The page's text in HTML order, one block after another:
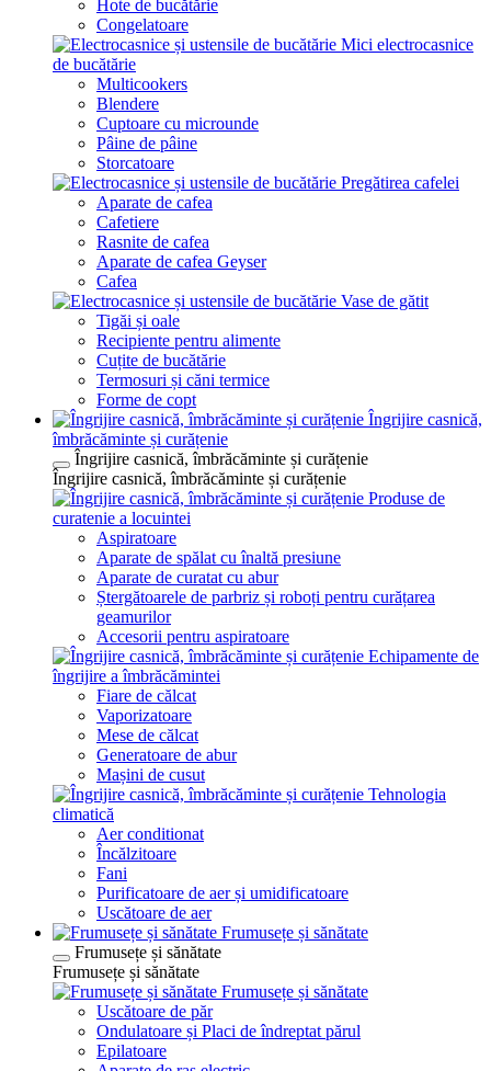
Hote de bucătărie
Congelatoare
Mici electrocasnice
de bucătărie
Multicookers
Blendere
Cuptoare cu microunde
Pâine de pâine
Storcatoare
Pregătirea cafelei
Aparate de cafea
Cafetiere
Rasnite de cafea
Aparate de cafea Geyser
Cafea
Vase de gătit
Tigăi și oale
Recipiente pentru alimente
Cuțite de bucătărie
Termosuri și căni termice
Forme de copt
Îngrijire casnică,
îmbrăcăminte și curățenie
Îngrijire casnică, îmbrăcăminte și curățenie
Îngrijire casnică, îmbrăcăminte și curățenie
Produse de
curatenie a locuintei
Aspiratoare
Aparate de spălat cu înaltă presiune
Aparate de curatat cu abur
Ștergătoarele de parbriz și roboți pentru curățarea
geamurilor
Accesorii pentru aspiratoare
Echipamente de
îngrijire a îmbrăcămintei
Fiare de călcat
Vaporizatoare
Mese de călcat
Generatoare de abur
Mașini de cusut
Tehnologia
climatică
Aer conditionat
Încălzitoare
Fani
Purificatoare de aer și umidificatoare
Uscătoare de aer
Frumusețe și sănătate
Frumusețe și sănătate
Frumusețe și sănătate
Frumusețe și sănătate
Uscătoare de păr
Ondulatoare și Placi de îndreptat părul
Epilatoare